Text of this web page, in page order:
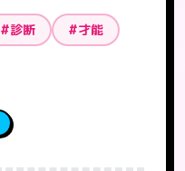
#診断
#才能